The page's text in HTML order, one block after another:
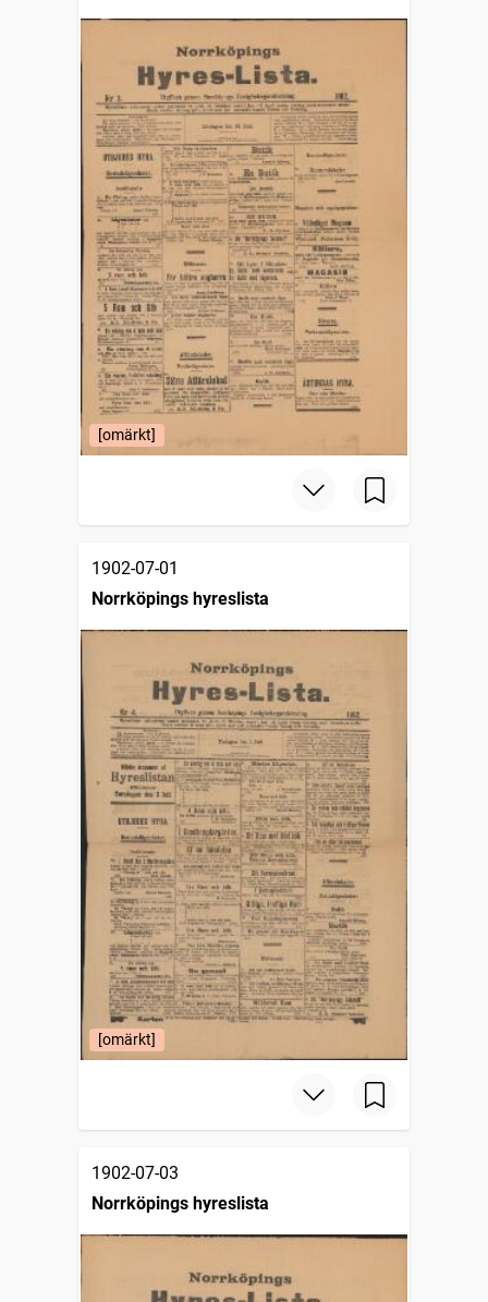
[omärkt]
1902-07-01
Norrköpings hyreslista
[omärkt]
1902-07-03
Norrköpings hyreslista